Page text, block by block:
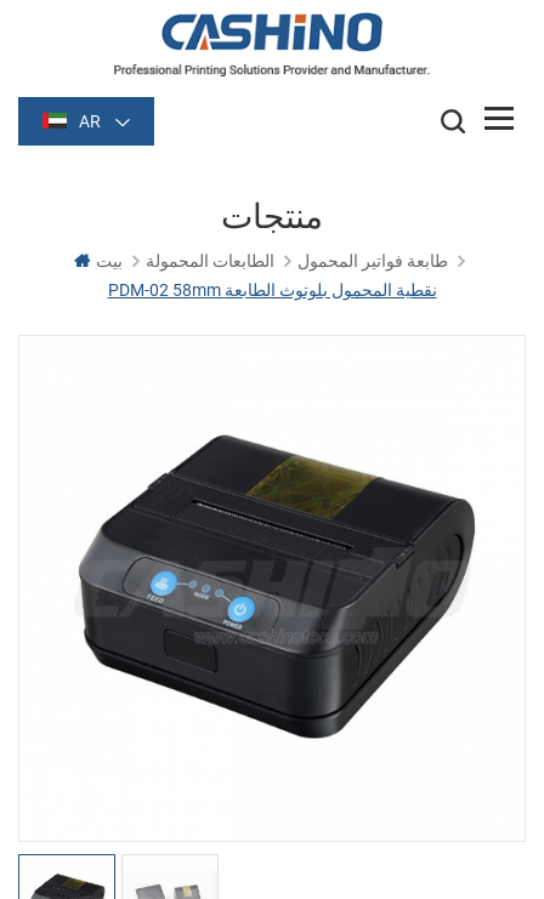
AR
منتجات
بيت الطابعات المحمولة
طابعة فواتير المحمول
PDM-02 58mm نقطية المحمول بلوتوث الطابعة